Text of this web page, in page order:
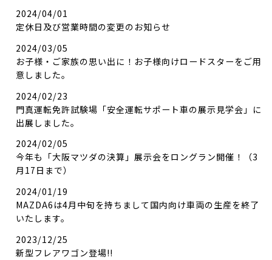
2024/04/01
定休日及び営業時間の変更のお知らせ
2024/03/05
お子様・ご家族の思い出に！お子様向けロードスターをご用
意しました。
2024/02/23
門真運転免許試験場「安全運転サポート車の展示見学会」に
出展しました。
2024/02/05
今年も「大阪マツダの決算」展示会をロングラン開催！（3
月17日まで）
2024/01/19
MAZDA6は4月中旬を持ちまして国内向け車両の生産を終了
いたします。
2023/12/25
新型フレアワゴン登場!!